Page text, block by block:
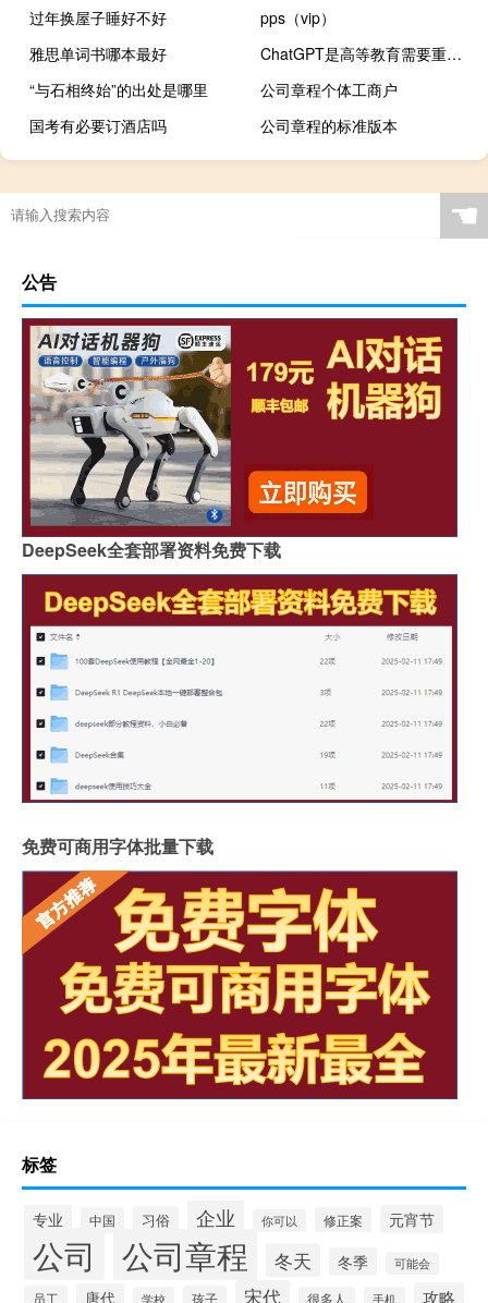
过年换屋子睡好不好
pps（vip）
雅思单词书哪本最好
ChatGPT是高等教育需要重新思考评估的推动力
“与石相终始”的出处是哪里
公司章程个体工商户
国考有必要订酒店吗
公司章程的标准版本
☚
公告
DeepSeek全套部署资料免费下载
免费可商用字体批量下载
标签
专业 中国 习俗 企业 你可以 修正案 元宵节
公司 公司章程 冬天 冬季 可能会
员工 唐代 学校 孩子 宋代 很多人 手机 攻略